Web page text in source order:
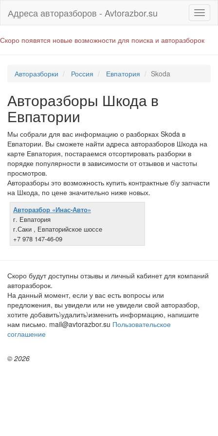
Адреса авторазборов - Avtorazbor.su
Скоро появятся новые возможности для поиска и авторазборок
Авторазборки Россия Евпатория Skoda
Авторазборы Шкода в
Евпатории
Мы собрали для вас информацию о разборках Skoda в
Евпатории. Вы сможете найти адреса авторазборов Шкода на
карте Евпатория, постараемся отсортировать разборки в
порядке популярности в зависимости от отзывов и частоты
просмотров.
Авторазборы это возможность купить контрактные б\у запчасти
на Шкода, по цене значительно ниже новых.
Авторазбор «Инас-Авто»
г. Евпатория
г.Саки , Евпаторийское шоссе
+7 978 147-46-09
Скоро будут доступны отзывы и личный кабинет для компаний
авторазборок.
На данный момент, если у вас есть вопросы или
предложения, вы увидели или не увидели свой авторазбор,
хотите добавить\удалить\изменить информацию, напишите
нам письмо. mail@avtorazbor.su Пользовательское
соглашение
© 2026